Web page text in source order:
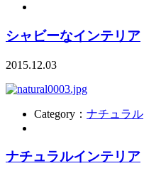
シャビーなインテリア
2015.12.03
Category： ナチュラル
ナチュラルインテリア